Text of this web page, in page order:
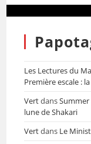
Les Lectures du
Première escale :
VertdansSummer
lune de Shakari
Vertdans Le